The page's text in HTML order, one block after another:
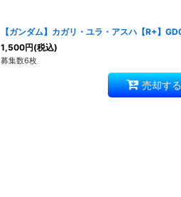
【ガンダム】カガリ・ユラ・アスハ【R+】
1,500円(税込)
募集数6枚
売却する